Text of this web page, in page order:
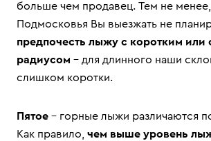
больше чем продавец. Тем не
Подмосковья Вы выезжать не
предпочесть лыжу с коротким или
радиусом – для длинного наши
слишком коротки.
Пятое – горные лыжи различаются
Как правило, чем выше уровень